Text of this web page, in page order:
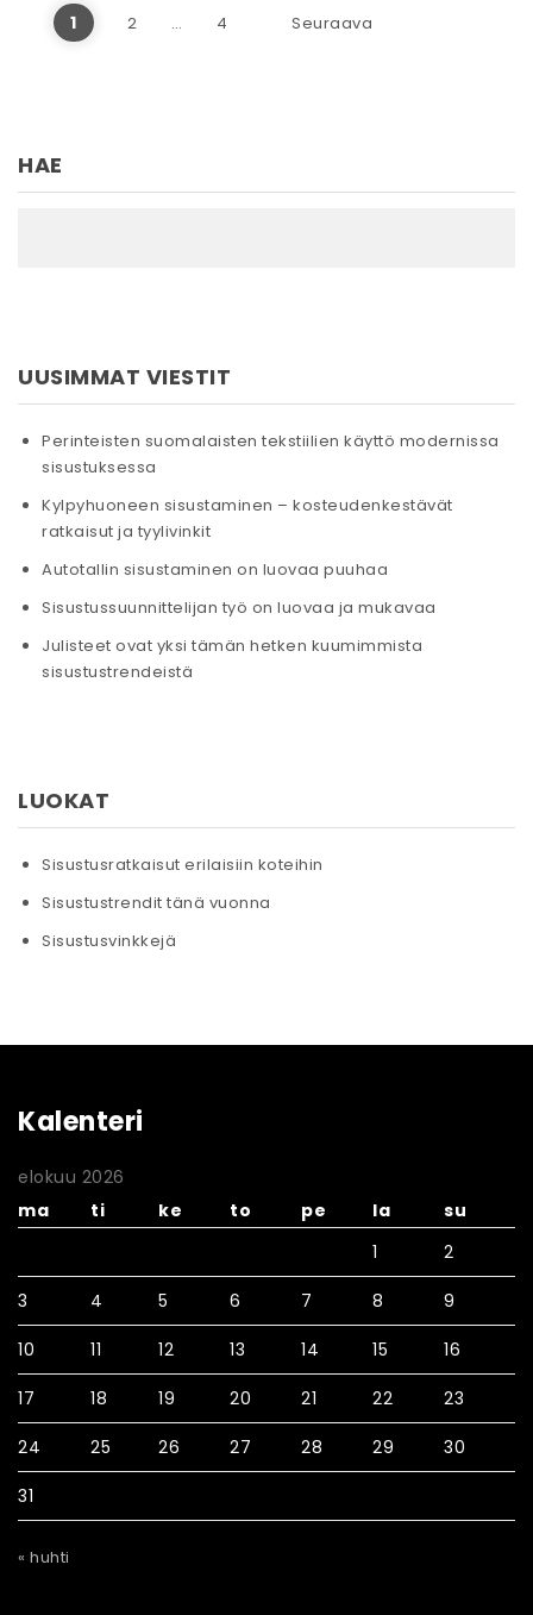
Artikkelien sivutus
1 2 … 4 Seuraava
HAE
UUSIMMAT VIESTIT
Perinteisten suomalaisten tekstiilien käyttö modernissa
sisustuksessa
Kylpyhuoneen sisustaminen – kosteudenkestävät
ratkaisut ja tyylivinkit
Autotallin sisustaminen on luovaa puuhaa
Sisustussuunnittelijan työ on luovaa ja mukavaa
Julisteet ovat yksi tämän hetken kuumimmista
sisustustrendeistä
LUOKAT
Sisustusratkaisut erilaisiin koteihin
Sisustustrendit tänä vuonna
Sisustusvinkkejä
Kalenteri
elokuu 2026
ma
ti ke to pe la
su
1
2
3 4 5 6 7 8 9
10 11 12 13 14 15 16
17 18 19 20 21 22 23
24 25 26 27 28 29 30
31
« huhti